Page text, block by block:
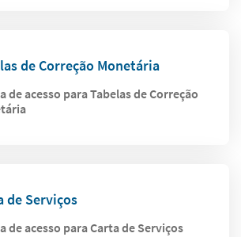
de Correção Monetária
de acesso para Tabelas de Correção
de Serviços
de acesso para Carta de Serviços